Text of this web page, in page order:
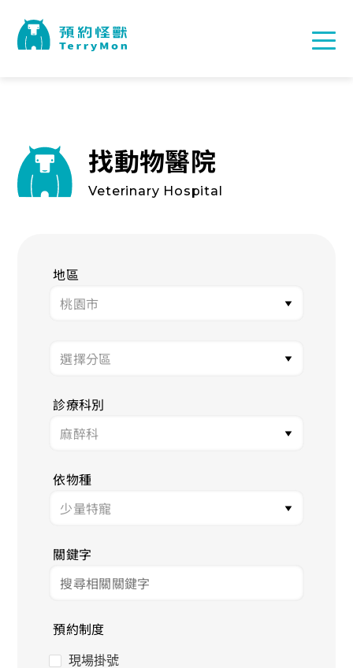
找動物醫院
Veterinary Hospital
地區
診療科別
依物種
關鍵字
預約制度
現場掛號